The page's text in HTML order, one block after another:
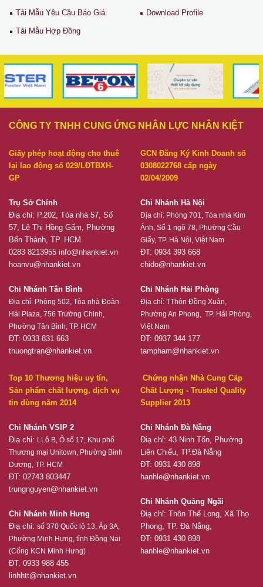
Tải Mẫu Yêu Cầu Báo Giá Download Profile
Tải Mẫu Hợp Đồng
CÔNG TY TNHH CUNG ỨNG NHÂN LỰC NHÂN KIỆT
Giấy phép hoạt động cho thuê
lại lao động số 029/LĐTBXH-
GP
Trụ Sở Chính
Điạ chỉ: P.202, Tòa nhà 57, Số
57, Lê Thị Hồng Gấm, Phường
Bến Thành, TP. HCM
0283 8213955 info@nhankiet.vn
hoanvu@nhankiet.vn
Chi Nhánh Tân Bình
Địa chỉ: Phòng 502, Tòa nhà Đoàn
Hải Plaza, 756 Trường Chinh,
Phường Tân Bình, TP. HCM
ĐT: 0933 831 663
thuongtran@nhankiet.vn
GCN Đăng Ký Kinh Doanh số
0308022768 cấp ngày
02/04/2009
Chi Nhánh Hà Nội
Địa chỉ: Phòng 701, Tòa nhà Kim
Ánh, Số 1 ngõ 78, Phường Cầu
Giấy, TP. Hà Nội, Việt Nam
ĐT: 0934 393 668
chido@nhankiet.vn
Chi Nhánh Hải Phòng
Địa chỉ: TThôn Đồng Xuân,
Phường An Phong, TP. Hải Phòng,
Việt Nam
ĐT: 0937 344 177
tampham@nhankiet.vn
Top 10 Thương hiệu uy tín,
Sản phẩm chất lượng, dịch vụ
tin dùng năm 2014
Chi Nhánh VSIP 2
Điạ chỉ: LLô B, Ô số 17, Khu phố
Thương mại Unitown, Phường Bình
Dương, TP. HCM
ĐT: 02743 803447
trungnguyen@nhankiet.vn
Chi Nhánh Minh Hưng
Điạ chỉ: số 370 Quốc lộ 13, Ấp 3A,
Phường Minh Hưng, tỉnh Đồng Nai
(Cổng KCN Minh Hưng)
ĐT: 0933 988 455
linhhtt@nhankiet.vn
Chứng nhận Nhà Cung Cấp
Chất Lượng - Trusted Quality
Supplier 2013
Chi Nhánh Đà Nẵng
Điạ chỉ: 43 Ninh Tốn, Phường
Liên Chiểu, TP.Đà Nẵng
ĐT: 0931 430 898
hanhle@nhankiet.vn
Chi Nhánh Quảng Ngãi
Điạ chỉ: Thôn Thế Long, Xã Thọ
Phong, TP. Đà Nẵng,
ĐT: 0931 430 898
hanhle@nhankiet.vn